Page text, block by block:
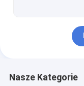
Nasze Kategorie